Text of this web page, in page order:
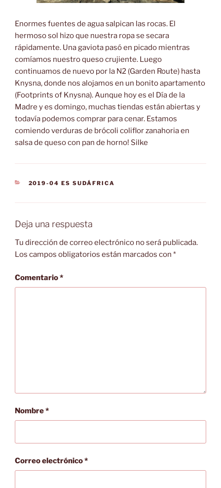
Enormes fuentes de agua salpican las rocas. El
hermoso sol hizo que nuestra ropa se secara
rápidamente. Una gaviota pasó en picado mientras
comíamos nuestro queso crujiente. Luego
continuamos de nuevo por la N2 (Garden Route) hasta
Knysna, donde nos alojamos en un bonito apartamento
(Footprints of Knysna). Aunque hoy es el Día de la
Madre y es domingo, muchas tiendas están abiertas y
todavía podemos comprar para cenar. Estamos
comiendo verduras de brócoli coliflor zanahoria en
salsa de queso con pan de horno! Silke
CATEGORÍAS
2019-04 ES SUDÁFRICA
Deja una respuesta
Tu dirección de correo electrónico no será publicada.
Los campos obligatorios están marcados con *
Comentario*
Nombre*
Correo electrónico*